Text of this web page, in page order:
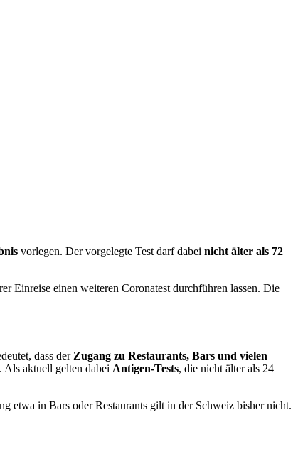
vorlegen. Der vorgelegte Test darf dabei nicht älter als 72
Einreise einen weiteren Coronatest durchführen lassen. Die
dass der Zugang zu Restaurants, Bars und vielen
Als aktuell gelten dabei Antigen-Tests, die nicht älter als 24
etwa in Bars oder Restaurants gilt in der Schweiz bisher nicht.